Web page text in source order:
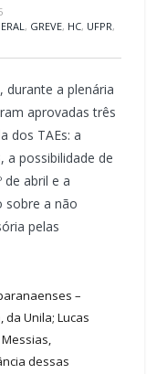
, GREVE, HC, UFPR,
durante a plenária
aprovadas três
dos TAEs: a
a possibilidade de
de abril e a
sobre a não
pelas
–
da Unila; Lucas
Messias,
dessas